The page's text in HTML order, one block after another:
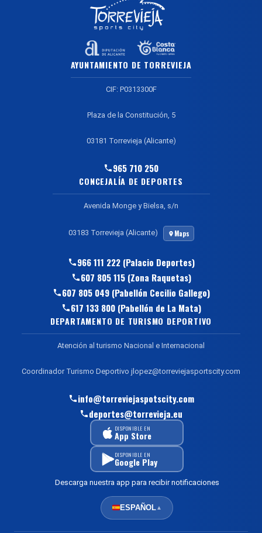
AYUNTAMIENTO DE TORREVIEJA
CIF: P0313300F
Plaza de la Constitución, 5
03181 Torrevieja (Alicante)
965 710 250
CONCEJALÍA DE DEPORTES
Avenida Monge y Bielsa, s/n
03183 Torrevieja (Alicante) Maps
966 111 222 (Palacio Deportes)
607 805 115 (Zona Raquetas)
607 805 049 (Pabellón Cecilio Gallego)
617 133 800 (Pabellón de La Mata)
DEPARTAMENTO DE TURISMO DEPORTIVO
Atención al turismo Nacional e Internacional
Coordinador Turismo Deportivo jlopez@torreviejasportscity.com
info@torreviejaspotscity.com
deportes@torrevieja.eu
DISPONIBLE EN
App Store
DISPONIBLE EN
Google Play
Descarga nuestra app para recibir notificaciones
ESPAÑOL▲